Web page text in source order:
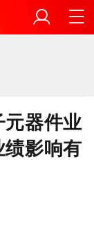
器件业
影响有